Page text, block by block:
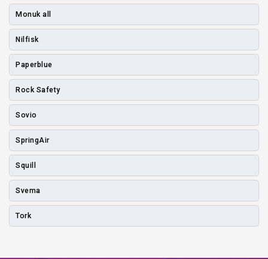
Monuk all
Nilfisk
Paperblue
Rock Safety
Sovio
SpringAir
Squill
Svema
Tork